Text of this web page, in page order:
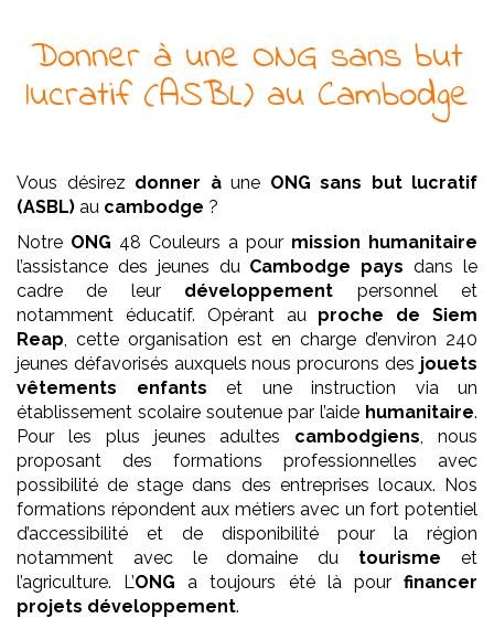
Donner à une ONG sans but
lucratif (ASBL) au Cambodge
Vous désirez donner àune ONG sans but lucratif
(ASBL) au cambodge ?
Notre ONG 48 Couleurs a pour mission humanitaire
l’assistance des jeunes du Cambodge pays dans le
cadre de leur développement personnel et
notamment éducatif. Opérant au proche de Siem
Reap , cette organisation est en charge d’environ 240
jeunes défavorisés auxquels nous procurons des jouets
vêtements enfants et une instruction via un
établissement scolaire soutenue par l’aide humanitaire.
Pour les plus jeunes adultes cambodgiens , nous
proposant des formations professionnelles avec
possibilité de stage dans des entreprises locaux. Nos
formations répondent aux métiers avec un fort potentiel
d’accessibilité et de disponibilité pour la région
notamment avec le domaine du tourisme et
l’agriculture. L’ONG a toujours été là pourfinancer
projets développement.